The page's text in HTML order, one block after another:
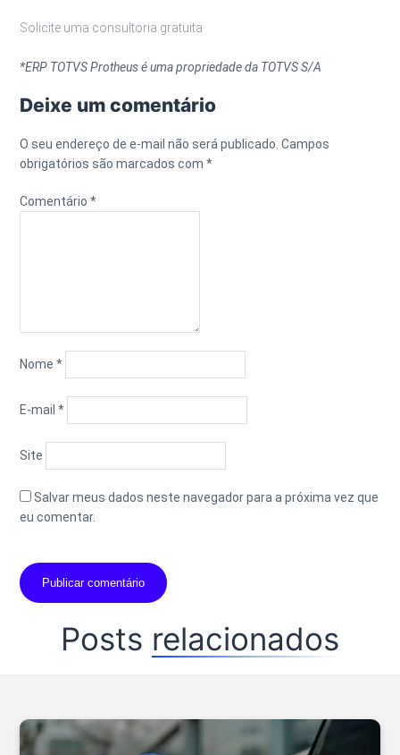
Solicite uma consultoria gratuita
*ERP TOTVS Protheus é uma propriedade da TOTVS S/A
Deixe um comentário
O seu endereço de e-mail não será publicado. Campos
obrigatórios são marcados com*
Comentário*
Nome*
E-mail*
Site
Salvar meus dados neste navegador para a próxima vez que
eu comentar.
Posts relacionados